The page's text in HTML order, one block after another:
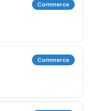
Commerce
Commerce